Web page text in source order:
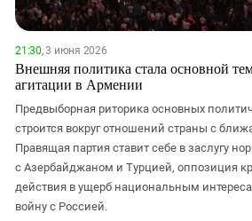
21:30,3 июня 2026
Внешняя политика стала основной
агитации в Армении
Предвыборная риторика основных
строится вокруг отношений страны с
Правящая партия ставит себе в заслугу
с Азербайджаном и Турцией, оппозиция
действия в ущерб национальным
войну с Россией.